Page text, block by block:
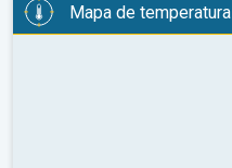
Mapa de temperatura